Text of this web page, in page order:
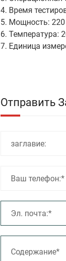
4. Время
5. Мощность: 220
6. Температура:
7. Единица
Отправить